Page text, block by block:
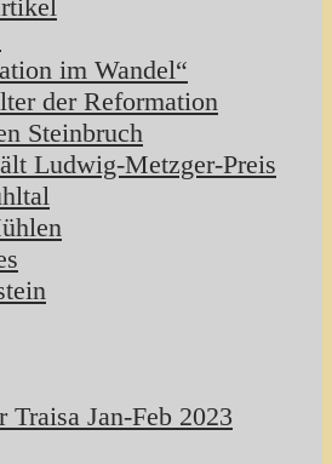
im Wandel“
der Reformation
Steinbruch
Ludwig-Metzger-Preis
Traisa Jan-Feb 2023